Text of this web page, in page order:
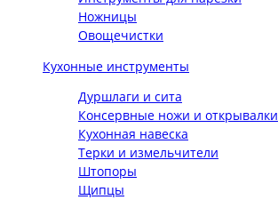
Ножницы
Овощечистки
Кухонные инструменты
Дуршлаги и сита
Консервные ножи и открывалки
Кухонная навеска
Терки и измельчители
Штопоры
Щипцы